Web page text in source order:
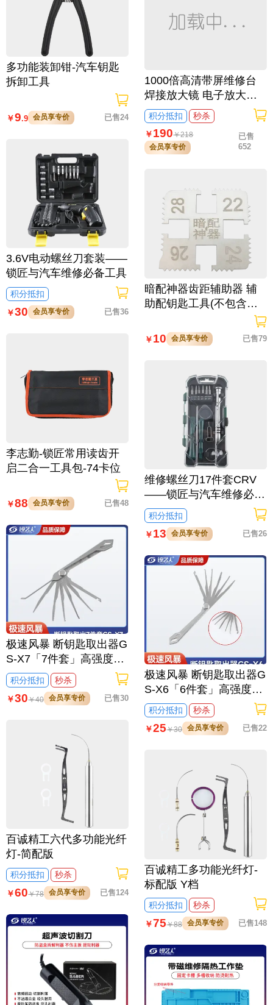
多功能装卸钳-汽车钥匙
拆卸工具
￥9.9 会员享专价 已售24
3.6V电动螺丝刀套装——
锁匠与汽车维修必备工具
积分抵扣
￥30 会员享专价 已售36
李志勤-锁匠常用读齿开
启二合一工具包-74卡位
￥88 会员享专价 已售48
极速风暴 断钥匙取出器G
S-X7「7件套」高强度不
锈钢多规格设计便于携带
专业取出工具
积分抵扣
秒杀
￥30￥40 会员享专价 已售30
百诚精工六代多功能光纤
灯-简配版
积分抵扣
秒杀
￥60￥78 会员享专价 已售124
1000倍高清带屏维修台
焊接放大镜 电子放大镜
遥控电路板维修
积分抵扣
秒杀
￥190￥218
会员享专价
已售
652
暗配神器齿距辅助器 辅
助配钥匙工具(不包含钳
￥10 会员享专价 已售79
维修螺丝刀17件套CRV
——锁匠与汽车维修必备
工具
积分抵扣
￥13 会员享专价 已售26
极速风暴 断钥匙取出器G
S-X6「6件套」高强度不
锈钢多规格设计便于携带
专业取出工具
积分抵扣
秒杀
￥25￥30 会员享专价 已售22
百诚精工多功能光纤灯-
标配版 Y档
积分抵扣
秒杀
￥75￥88 会员享专价 已售148